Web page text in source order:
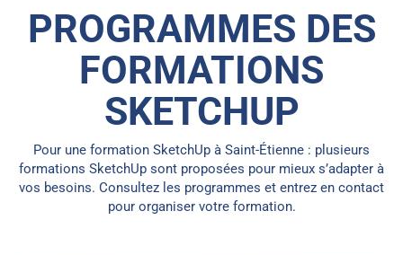
PROGRAMMES DES
FORMATIONS
SKETCHUP
Pour une formation SketchUp à Saint-Étienne : plusieurs
formations SketchUp sont proposées pour mieux s’adapter à
vos besoins. Consultez les programmes et entrez en contact
pour organiser votre formation.